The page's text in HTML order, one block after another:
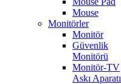
Mouse
Monitörler
Monitör
Güvenlik
Monitörü
Monitör-TV
Askı Aparatı